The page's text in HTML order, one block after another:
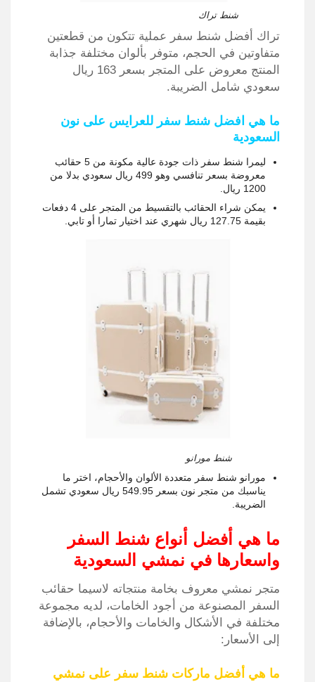
شنط تراك
تراك أفضل شنط سفر عملية تتكون من قطعتين
متفاوتين في الحجم، متوفر بألوان مختلفة جذابة
المنتج معروض على المتجر بسعر 163 ريال
سعودي شامل الضريبة.
ما هي افضل شنط سفر للعرايس على نون
السعودية
ليمرا شنط سفر ذات جودة عالية مكونة من 5 حقائب
معروضة بسعر تنافسي وهو 499 ريال سعودي بدلا من
1200 ريال.
يمكن شراء الحقائب بالتقسيط من المتجر على 4 دفعات
بقيمة 127.75 ريال شهري عند اختيار تمارا أو تابي.
شنط مورانو
مورانو شنط سفر متعددة الألوان والأحجام، اختر ما
يناسبك من متجر نون بسعر 549.95 ريال سعودي تشمل
الضريبة.
ما هي أفضل أنواع شنط السفر
واسعارها في نمشي السعودية
متجر نمشي معروف بخامة منتجاته لاسيما حقائب
السفر المصنوعة من أجود الخامات، لديه مجموعة
مختلفة في الأشكال والخامات والأحجام، بالإضافة
إلى الأسعار:
ما هي أفضل ماركات شنط سفر على نمشي